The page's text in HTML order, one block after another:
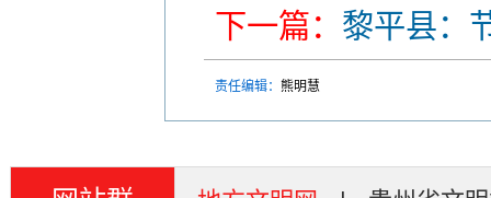
下一篇： 黎平县：
责任编辑： 熊明慧